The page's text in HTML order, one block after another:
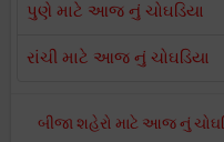
પુણે માટે આજ નું ચોઘડિયા
રાંચી માટે આજ નું ચોઘડિયા
બીજા શહેરો માટે આજ નું